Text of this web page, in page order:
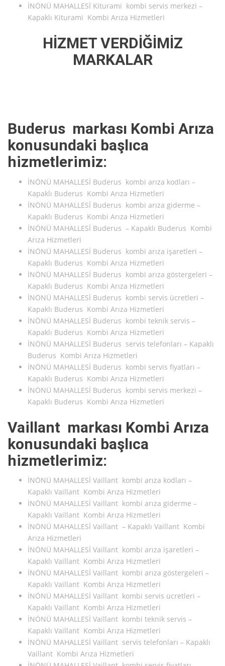
İNÖNÜ MAHALLESİ Kiturami kombi servis merkezi –
Kapaklı Kiturami Kombi Arıza Hizmetleri
HİZMET VERDİĞİMİZ
MARKALAR
Buderus markası Kombi Arıza
konusundaki başlıca
hizmetlerimiz:
İNÖNÜ MAHALLESİ Buderus kombi arıza kodları –
Kapaklı Buderus Kombi Arıza Hizmetleri
İNÖNÜ MAHALLESİ Buderus kombi arıza giderme –
Kapaklı Buderus Kombi Arıza Hizmetleri
İNÖNÜ MAHALLESİ Buderus – Kapaklı Buderus Kombi
Arıza Hizmetleri
İNÖNÜ MAHALLESİ Buderus kombi arıza işaretleri –
Kapaklı Buderus Kombi Arıza Hizmetleri
İNÖNÜ MAHALLESİ Buderus kombi arıza göstergeleri –
Kapaklı Buderus Kombi Arıza Hizmetleri
İNÖNÜ MAHALLESİ Buderus kombi servis ücretleri –
Kapaklı Buderus Kombi Arıza Hizmetleri
İNÖNÜ MAHALLESİ Buderus kombi teknik servis –
Kapaklı Buderus Kombi Arıza Hizmetleri
İNÖNÜ MAHALLESİ Buderus servis telefonları – Kapaklı
Buderus Kombi Arıza Hizmetleri
İNÖNÜ MAHALLESİ Buderus kombi servis fiyatları –
Kapaklı Buderus Kombi Arıza Hizmetleri
İNÖNÜ MAHALLESİ Buderus kombi servis merkezi –
Kapaklı Buderus Kombi Arıza Hizmetleri
Vaillant markası Kombi Arıza
konusundaki başlıca
hizmetlerimiz:
İNÖNÜ MAHALLESİ Vaillant kombi arıza kodları –
Kapaklı Vaillant Kombi Arıza Hizmetleri
İNÖNÜ MAHALLESİ Vaillant kombi arıza giderme –
Kapaklı Vaillant Kombi Arıza Hizmetleri
İNÖNÜ MAHALLESİ Vaillant – Kapaklı Vaillant Kombi
Arıza Hizmetleri
İNÖNÜ MAHALLESİ Vaillant kombi arıza işaretleri –
Kapaklı Vaillant Kombi Arıza Hizmetleri
İNÖNÜ MAHALLESİ Vaillant kombi arıza göstergeleri –
Kapaklı Vaillant Kombi Arıza Hizmetleri
İNÖNÜ MAHALLESİ Vaillant kombi servis ücretleri –
Kapaklı Vaillant Kombi Arıza Hizmetleri
İNÖNÜ MAHALLESİ Vaillant kombi teknik servis –
Kapaklı Vaillant Kombi Arıza Hizmetleri
İNÖNÜ MAHALLESİ Vaillant servis telefonları – Kapaklı
Vaillant Kombi Arıza Hizmetleri